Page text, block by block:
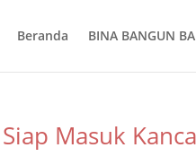
Beranda BINA BANGUN
Masuk